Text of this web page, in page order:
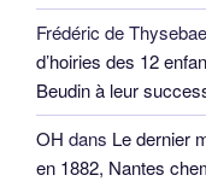
Frédéric de
d’hoiries des 12
Beudin à leur
OH dans Le dernier
en 1882, Nantes